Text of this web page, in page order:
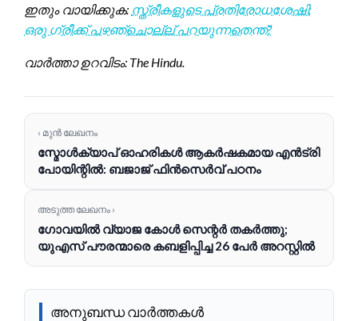
ഇതും വായിക്കുക: സ്ത്രീകളുടെ പ്രതിരോധശേഷി:
ഒരു ഗ്രീക്ക് പഴഞ്ചൊല്ല് പറയുന്നതെന്ത്?
വാർത്താ ഉറവിടം: The Hindu.
‹ മുൻ ലേഖനം
സ്മോൾക്യാപ് ഓഹരികൾ ആകർഷകമായ എൻട്രി
പോയിന്റിൽ: ബജാജ് ഫിൻസെർവ് പഠനം
അടുത്ത ലേഖനം ›
ഗോവയിൽ വ്യാജ കോൾ സെന്റർ തകർത്തു;
യുഎസ് പൗരന്മാരെ കബളിപ്പിച്ച 26 പേർ അറസ്റ്റിൽ
അനുബന്ധ വാർത്തകൾ